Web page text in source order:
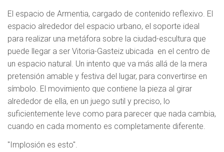
El espacio de Armentia, cargado de contenido reflexivo. El
espacio alrededor del espacio urbano, el soporte ideal
para realizar una metáfora sobre la ciudad-escultura que
puede llegar a ser Vitoria-Gasteiz ubicada en el centro de
un espacio natural. Un intento que va más allá de la mera
pretensión amable y festiva del lugar, para convertirse en
símbolo. El movimiento que contiene la pieza al girar
alrededor de ella, en un juego sutil y preciso, lo
suficientemente leve como para parecer que nada cambia,
cuando en cada momento es completamente diferente.
"Implosión es esto".